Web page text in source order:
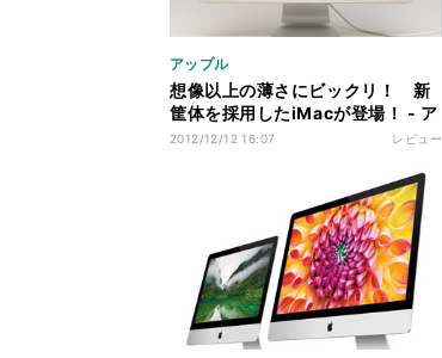
アップル
想像以上の薄さにビックリ！ 新
筐体を採用したiMacが登場！ - ア
ップル「21.5インチiMac」
2012/12/12 16:07 レビュー